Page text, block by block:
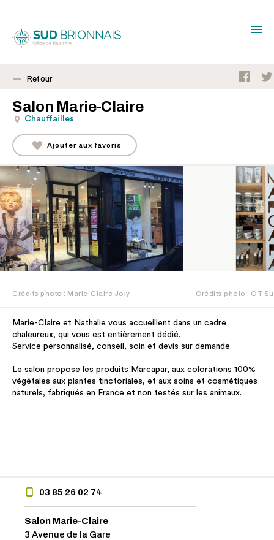
Retour
Salon Marie-Claire
Chauffailles
Ajouter aux favoris
Crédits photo : Marie-Claire Joly Crédits photo : OT
Marie-Claire et Nathalie vous accueillent dans un cadre
chaleureux, qui vous est entièrement dédié.
Service personnalisé, conseil, soin et devis sur demande.
Le salon propose les produits Marcapar, aux colorations 100%
végétales aux plantes tinctoriales, et aux soins et cosmétiques
naturels, fabriqués en France et non testés sur les animaux.
03 85 26 02 74
Salon Marie-Claire
3 Avenue de la Gare